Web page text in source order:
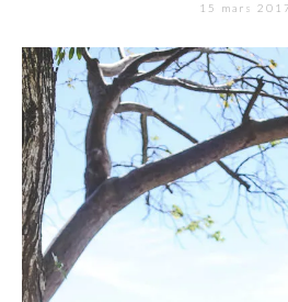
15 mars